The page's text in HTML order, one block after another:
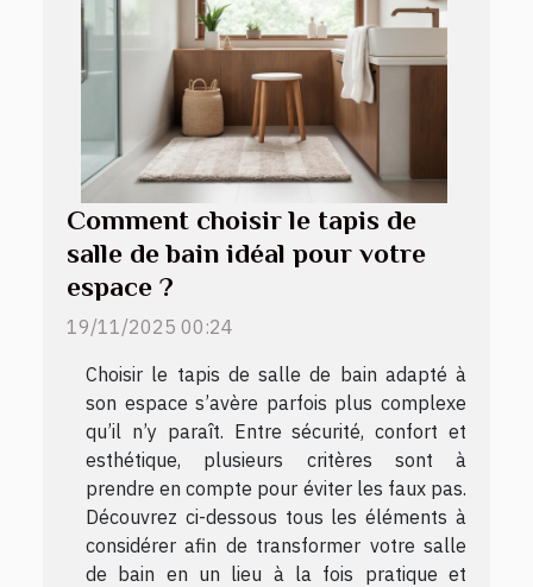
Comment choisir le tapis de
salle de bain idéal pour votre
espace ?
19/11/2025 00:24
Choisir le tapis de salle de bain adapté à
son espace s’avère parfois plus complexe
qu’il n’y paraît. Entre sécurité, confort et
esthétique, plusieurs critères sont à
prendre en compte pour éviter les faux pas.
Découvrez ci-dessous tous les éléments à
considérer afin de transformer votre salle
de bain en un lieu à la fois pratique et